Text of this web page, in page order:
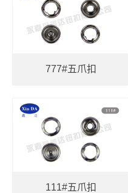
777#五爪扣
111#五爪扣